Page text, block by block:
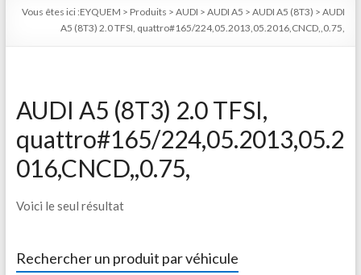
Vous êtes ici :EYQUEM > Produits >AUDI >AUDI A5 >AUDI A5 (8T3) >AUDI
A5 (8T3) 2.0 TFSI, quattro#165/224,05.2013,05.2016,CNCD,,0.75,
AUDI A5 (8T3) 2.0 TFSI,
quattro#165/224,05.2013,05.2
016,CNCD,,0.75,
Voici le seul résultat
Rechercher un produit par véhicule